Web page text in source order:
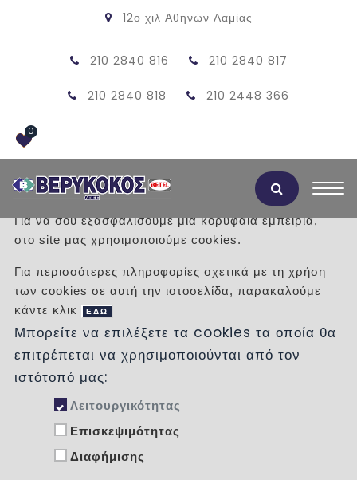
12ο χιλ Αθηνών Λαμίας
210 2840 816 210 2840 817
210 2840 818 210 2448 366
0
/ Προϊόντα / ΜΑΡΜΑΡΑ
ΜΑΡΜΑΡΑ
Κατηγορίες
ΧΡΩΜΑ
Αποδοχή Cookies
Για να σου εξασφαλίσουμε μια κορυφαία εμπειρία,
στο site μας χρησιμοποιούμε cookies.
Για περισσότερες πληροφορίες σχετικά με τη χρήση
των cookies σε αυτή την ιστοσελίδα, παρακαλούμε
κάντε κλικ
ΕΔΩ
Μπορείτε να επιλέξετε τα cookies τα οποία θα
επιτρέπεται να χρησιμοποιούνται από τον
ιστότοπό μας:
Λειτουργικότητας
Επισκεψιμότητας
Διαφήμισης